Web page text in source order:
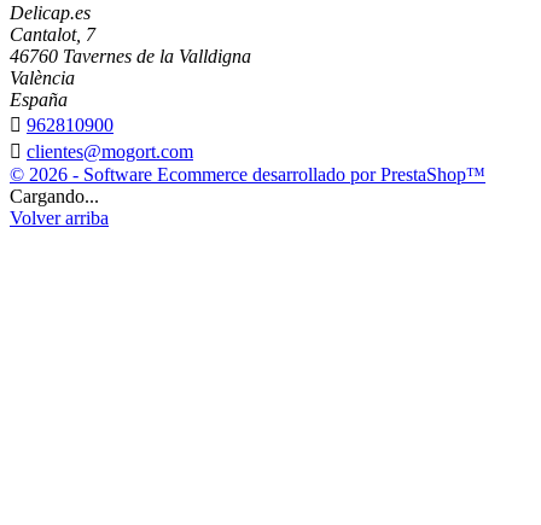
Delicap.es
Cantalot, 7
46760 Tavernes de la Valldigna
València
España
 962810900
 clientes@mogort.com
© 2026 - Software Ecommerce desarrollado por PrestaShop™
Cargando...
Volver arriba